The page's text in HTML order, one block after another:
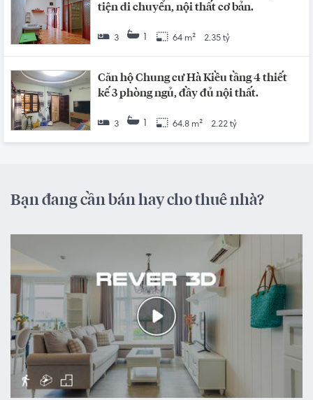
tiện di chuyển, nội thất cơ bản.
3 1 64 m² 2.35 tỷ
Căn hộ Chung cư Hà Kiều tầng 4 thiết
kế 3 phòng ngủ, đầy đủ nội thất.
3 1 64.8 m² 2.22 tỷ
Bạn đang cần bán hay cho thuê nhà?